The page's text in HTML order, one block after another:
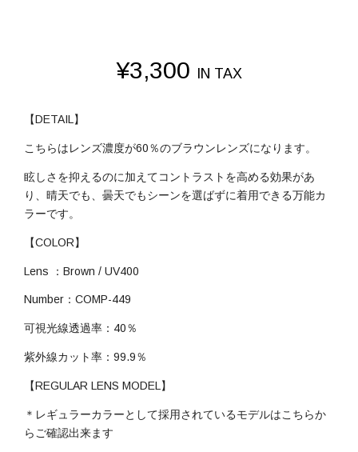
¥3,300 IN TAX
【DETAIL】
こちらはレンズ濃度が60％のブラウンレンズになります。
眩しさを抑えるのに加えてコントラストを高める効果があ
り、晴天でも、曇天でもシーンを選ばずに着用できる万能カ
ラーです。
【COLOR】
Lens ：Brown / UV400
Number：COMP-449
可視光線透過率：40％
紫外線カット率：99.9％
【REGULAR LENS MODEL】
＊レギュラーカラーとして採用されているモデルはこちらか
らご確認出来ます